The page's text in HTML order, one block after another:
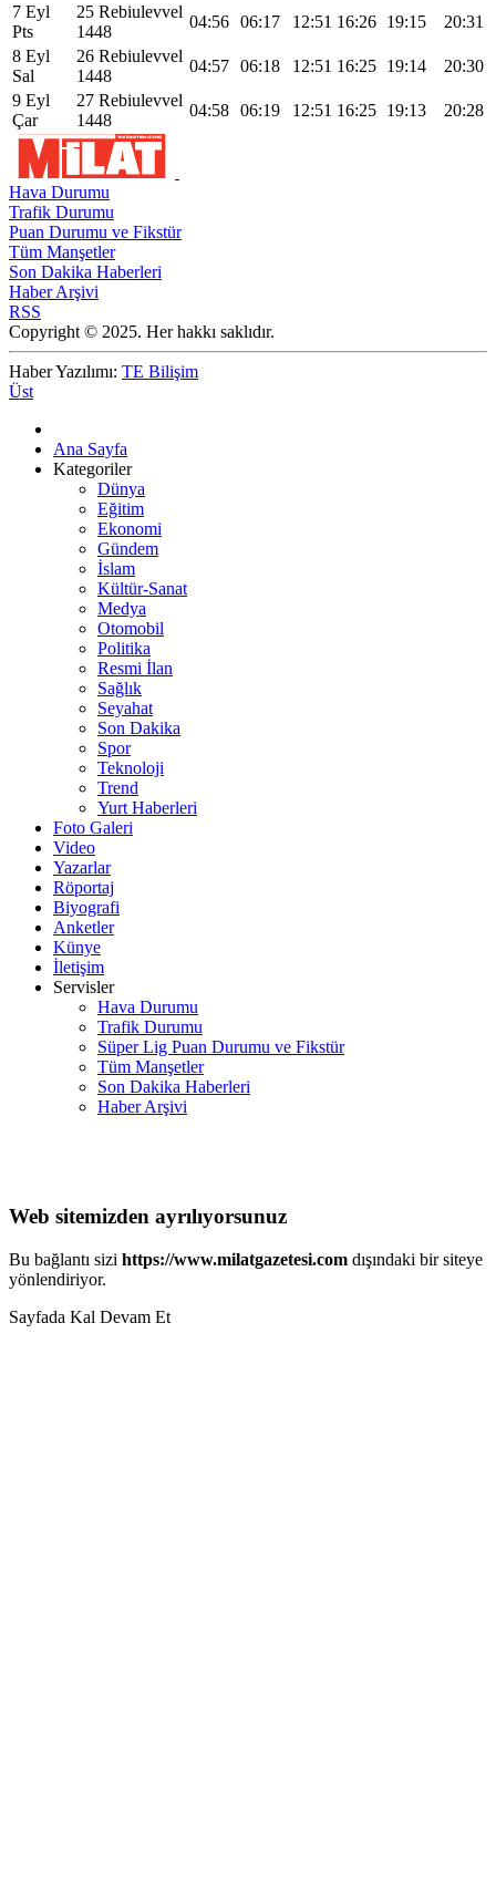
7 Eyl
Pts
25 Rebiulevvel
1448
04:56 06:17 12:51 16:26 19:15
20:31
8 Eyl
Sal
26 Rebiulevvel
1448
04:57 06:18 12:51 16:25 19:14
20:30
9 Eyl
Çar
27 Rebiulevvel
1448
04:58 06:19 12:51 16:25 19:13 20:28
Hava Durumu
Trafik Durumu
Puan Durumu ve Fikstür
Tüm Manşetler
Son Dakika Haberleri
Haber Arşivi
RSS
Copyright © 2025. Her hakkı saklıdır.
Haber Yazılımı: TE Bilişim
Üst
Ana Sayfa
Kategoriler
Dünya
Eğitim
Ekonomi
Gündem
İslam
Kültür-Sanat
Medya
Otomobil
Politika
Resmi İlan
Sağlık
Seyahat
Son Dakika
Spor
Teknoloji
Trend
Yurt Haberleri
Foto Galeri
Video
Yazarlar
Röportaj
Biyografi
Anketler
Künye
İletişim
Servisler
Hava Durumu
Trafik Durumu
Süper Lig Puan Durumu ve Fikstür
Tüm Manşetler
Son Dakika Haberleri
Haber Arşivi
Web sitemizden ayrılıyorsunuz
Bu bağlantı sizi https://www.milatgazetesi.com dışındaki bir siteye
yönlendiriyor.
Sayfada Kal Devam Et